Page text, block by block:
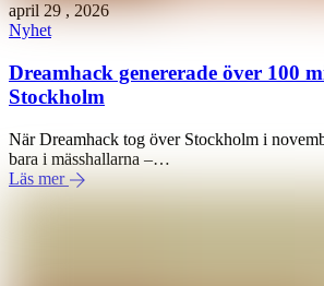
april 29,2026
Nyhet
Dreamhack genererade över 100
Stockholm
När Dreamhack tog över Stockholm i
bara i mässhallarna –…
Läs mer